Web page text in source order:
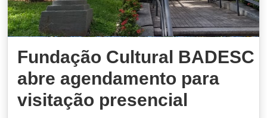
Fundação Cultural BADESC
abre agendamento para
visitação presencial